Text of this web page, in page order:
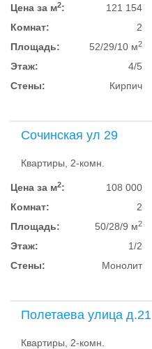
Цена за м2:
121 154
Комнат:
2
Площадь:
52/29/10 м2
Этаж:
4/5
Стены:
Кирпич
Сочинская ул 29
Квартиры, 2-комн.
Цена за м2:
108 000
Комнат:
2
Площадь:
50/28/9 м2
Этаж:
1/2
Стены:
Монолит
Полетаева улица д.21
Квартиры, 2-комн.